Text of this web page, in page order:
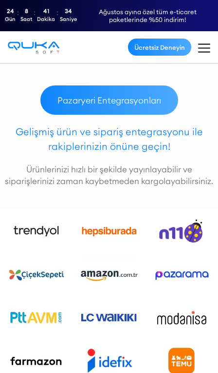
Ağustos ayına özel tüm e-ticaret
paketlerinde %50 indirim!
24
Gün
8
Saat
41
Dakika
33
Saniye
Ücretsiz Deneyin
Pazaryeri Entegrasyonları
Gelişmiş ürün ve sipariş entegrasyonu ile
rakiplerinizin önüne geçin!
Ürünlerinizi hızlı bir şekilde yayınlayabilir ve
siparişlerinizi zaman kaybetmeden kargolayabilirsiniz.